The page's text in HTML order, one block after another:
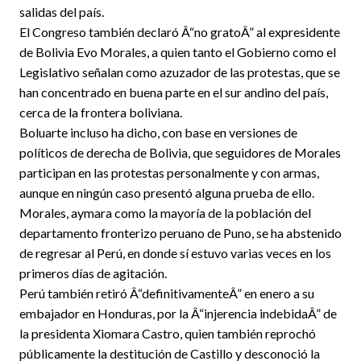
salidas del país.
El Congreso también declaró Â“no gratoÂ” al expresidente
de Bolivia Evo Morales, a quien tanto el Gobierno como el
Legislativo señalan como azuzador de las protestas, que se
han concentrado en buena parte en el sur andino del país,
cerca de la frontera boliviana.
Boluarte incluso ha dicho, con base en versiones de
políticos de derecha de Bolivia, que seguidores de Morales
participan en las protestas personalmente y con armas,
aunque en ningún caso presentó alguna prueba de ello.
Morales, aymara como la mayoría de la población del
departamento fronterizo peruano de Puno, se ha abstenido
de regresar al Perú, en donde sí estuvo varias veces en los
primeros días de agitación.
Perú también retiró Â“definitivamenteÂ” en enero a su
embajador en Honduras, por la Â“injerencia indebidaÂ” de
la presidenta Xiomara Castro, quien también reprochó
públicamente la destitución de Castillo y desconoció la